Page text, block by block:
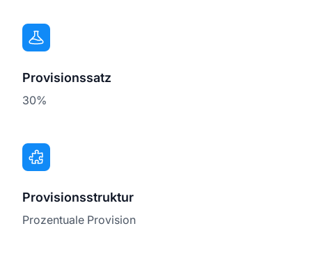
Provisionssatz
30%
Provisionsstruktur
Prozentuale Provision